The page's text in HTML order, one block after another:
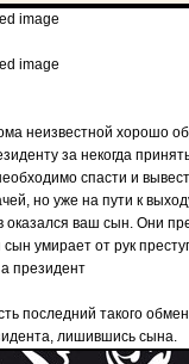
неизвестной хорошо
за некогда
спасти и
но уже на пути к
ваш сын. Они
умирает от рук
президент
последний такого
лишившись сына.